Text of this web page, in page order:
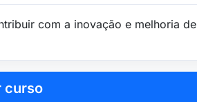
com a inovação e melhoria de
curso